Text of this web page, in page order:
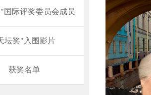
国际评奖委员会成员
坛奖"入围影片
获奖名单